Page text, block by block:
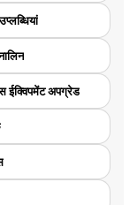
ईक्विपमेंट अपग्रेड